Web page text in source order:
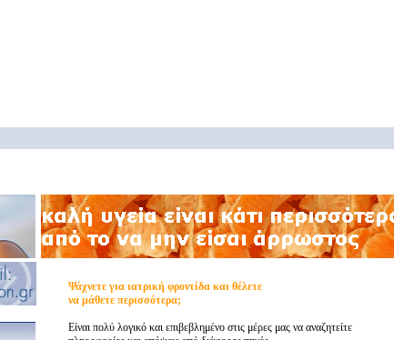
Ψάχνετε για ιατρική φροντίδα και θέλετε
να μάθετε περισσότερα;
Είναι πολύ λογικό και επιβεβλημένο στις μέρες μας να αναζητείτε